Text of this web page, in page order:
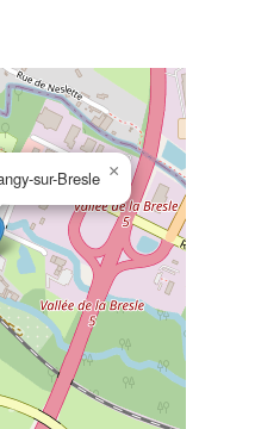
sur-Bresle ×